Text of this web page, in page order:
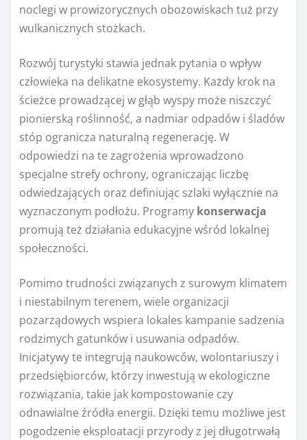
noclegi w prowizorycznych obozowiskach tuż przy
wulkanicznych stożkach.
Rozwój turystyki stawia jednak pytania o wpływ
człowieka na delikatne ekosystemy. Każdy krok na
ścieżce prowadzącej w głąb wyspy może niszczyć
pionierską roślinność, a nadmiar odpadów i śladów
stóp ogranicza naturalną regenerację. W
odpowiedzi na te zagrożenia wprowadzono
specjalne strefy ochrony, ograniczając liczbę
odwiedzających oraz definiując szlaki wyłącznie na
wyznaczonym podłożu. Programy konserwacja
promują też działania edukacyjne wśród lokalnej
społeczności.
Pomimo trudności związanych z surowym klimatem
i niestabilnym terenem, wiele organizacji
pozarządowych wspiera lokales kampanie sadzenia
rodzimych gatunków i usuwania odpadów.
Inicjatywy te integrują naukowców, wolontariuszy i
przedsiębiorców, którzy inwestują w ekologiczne
rozwiązania, takie jak kompostowanie czy
odnawialne źródła energii. Dzięki temu możliwe jest
pogodzenie eksploatacji przyrody z jej długotrwałą